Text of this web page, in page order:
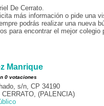
Fracaso
Acoso escolar
Infantil
De Cerrato.
más información o pide una
podrás realizar una nueva
para encontrar el mejor colegio
Manrique
0 votaciones
s/n, CP 34190
(PALENCIA)